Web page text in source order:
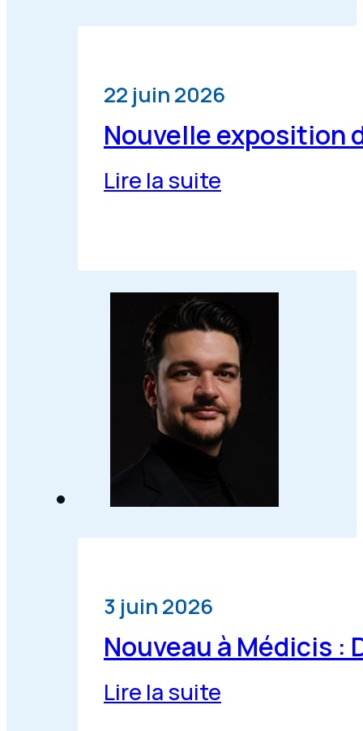
22 juin 2026
Nouvelle exposition
Lire la suite
3 juin 2026
Nouveau à Médicis
Lire la suite